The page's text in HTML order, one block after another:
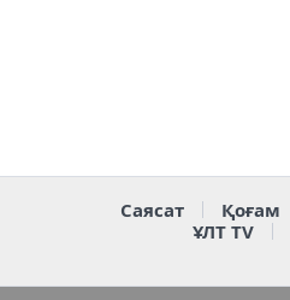
Саясат Қоғам
ҰЛТ TV